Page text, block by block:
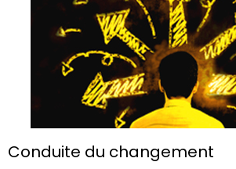
Conduite du changement